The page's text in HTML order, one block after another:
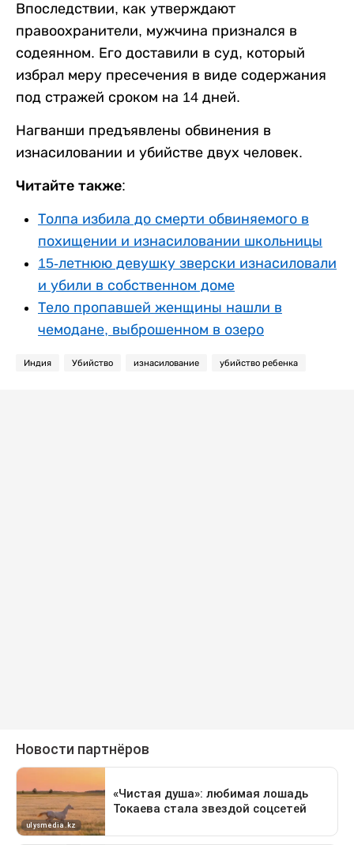
Впоследствии, как утверждают
правоохранители, мужчина признался в
содеянном. Его доставили в суд, который
избрал меру пресечения в виде содержания
под стражей сроком на 14 дней.
Нагванши предъявлены обвинения в
изнасиловании и убийстве двух человек.
Читайте также:
Толпа избила до смерти обвиняемого в
похищении и изнасиловании школьницы
15-летнюю девушку зверски изнасиловали
и убили в собственном доме
Тело пропавшей женщины нашли в
чемодане, выброшенном в озеро
Индия Убийство изнасилование убийство ребенка